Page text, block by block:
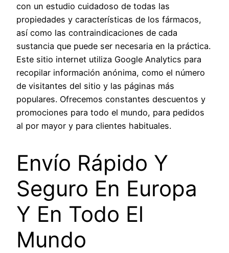
con un estudio cuidadoso de todas las
propiedades y características de los fármacos,
así como las contraindicaciones de cada
sustancia que puede ser necesaria en la práctica.
Este sitio internet utiliza Google Analytics para
recopilar información anónima, como el número
de visitantes del sitio y las páginas más
populares. Ofrecemos constantes descuentos y
promociones para todo el mundo, para pedidos
al por mayor y para clientes habituales.
Envío Rápido Y
Seguro En Europa
Y En Todo El
Mundo